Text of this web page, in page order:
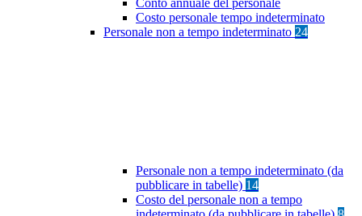
Conto annuale del personale
Costo personale tempo indeterminato
Personale non a tempo indeterminato 24
Personale non a tempo indeterminato (da
pubblicare in tabelle) 14
Costo del personale non a tempo